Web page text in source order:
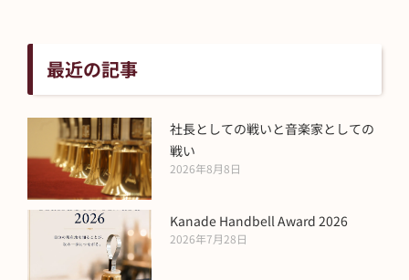
最近の記事
社長としての戦いと音楽家としての
戦い
2026年8月8日
Kanade Handbell Award 2026
2026年7月28日